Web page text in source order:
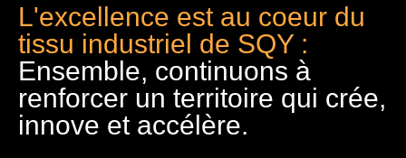
L'excellence est au coeur du
tissu industriel de SQY :
Ensemble, continuons à
renforcer un territoire qui crée,
innove et accélère.